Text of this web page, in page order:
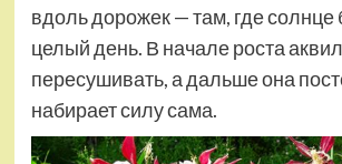
вдоль дорожек — там, где солнце
целый день. В начале роста
пересушивать, а дальше она
набирает силу сама.